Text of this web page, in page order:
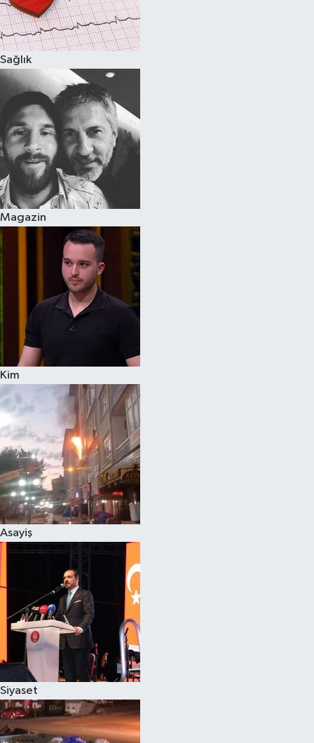
Sağlık
Magazin
Kim
Asayiş
Siyaset
Spor
Çocuk
Eğitim
Hava Durumu
Kadın
Kim kimdir?
Kültür Sanat
Sağlık
Siyaset
Teknoloji
Televizyon
Yaşam-Çevre